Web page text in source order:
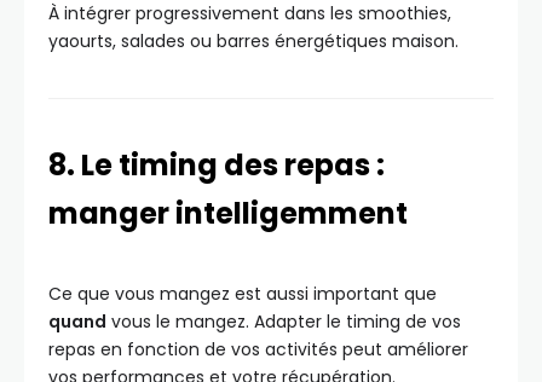
À intégrer progressivement dans les smoothies,
yaourts, salades ou barres énergétiques maison.
8. Le timing des repas :
manger intelligemment
Ce que vous mangez est aussi important que
quand vous le mangez. Adapter le timing de vos
repas en fonction de vos activités peut améliorer
vos performances et votre récupération.